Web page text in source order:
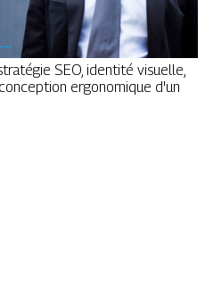
SEO, identité visuelle,
ergonomique d'un